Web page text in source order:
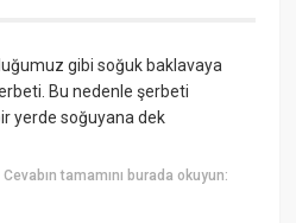
gibi soğuk baklavaya
Bu nedenle şerbeti
yerde soğuyana dek
Cevabın tamamını burada okuyun: